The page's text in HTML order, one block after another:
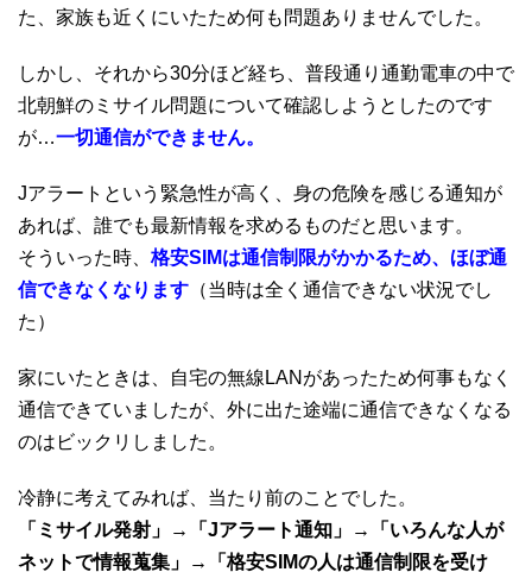
た、家族も近くにいたため何も問題ありませんでした。
しかし、それから30分ほど経ち、普段通り通勤電車の中で
北朝鮮のミサイル問題について確認しようとしたのです
が…一切通信ができません。
Jアラートという緊急性が高く、身の危険を感じる通知が
あれば、誰でも最新情報を求めるものだと思います。
そういった時、 格安SIMは通信制限がかかるため、ほぼ通
信できなくなります （当時は全く通信できない状況でし
た）
家にいたときは、自宅の無線LANがあったため何事もなく
通信できていましたが、外に出た途端に通信できなくなる
のはビックリしました。
冷静に考えてみれば、当たり前のことでした。
「ミサイル発射」→「Jアラート通知」→「いろんな人が
ネットで情報蒐集」→「格安SIMの人は通信制限を受け